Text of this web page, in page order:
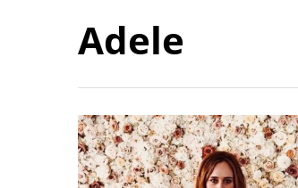
Adele